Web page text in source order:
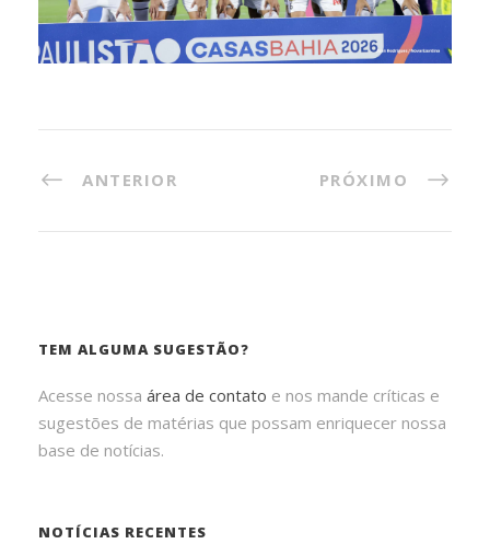
ANTERIOR PRÓXIMO
TEM ALGUMA SUGESTÃO?
Acesse nossa área de contato e nos mande críticas e
sugestões de matérias que possam enriquecer nossa
base de notícias.
NOTÍCIAS RECENTES